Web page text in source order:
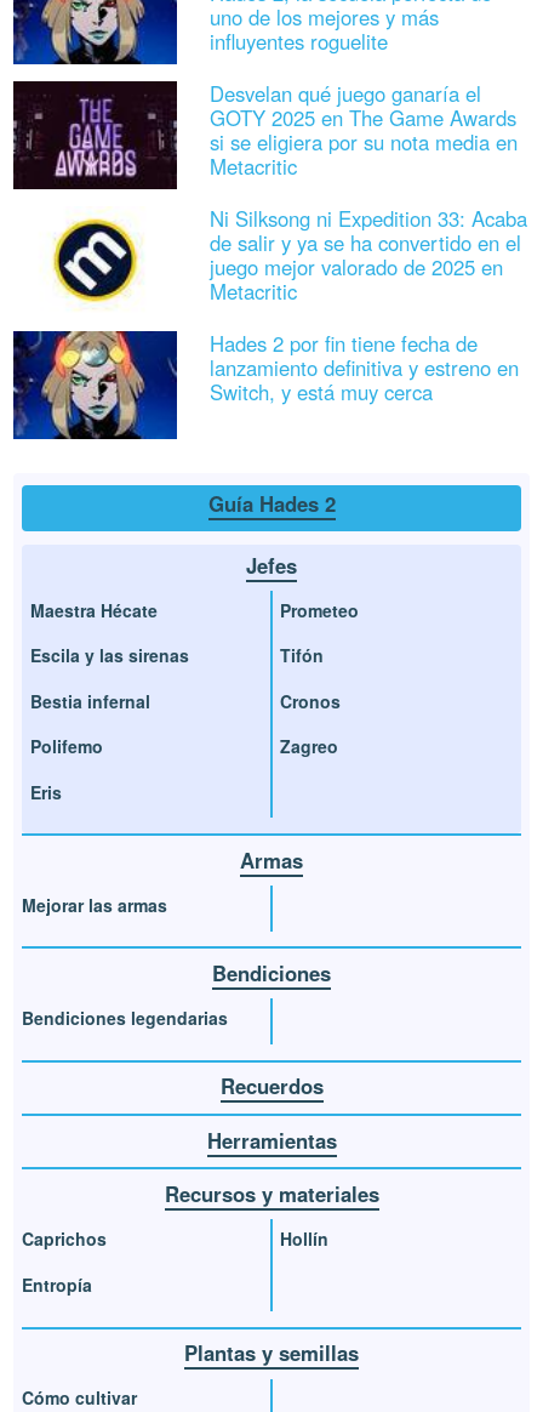
uno de los mejores y más
influyentes roguelite
Desvelan qué juego ganaría el
GOTY 2025 en The Game Awards
si se eligiera por su nota media en
Metacritic
Ni Silksong ni Expedition 33: Acaba
de salir y ya se ha convertido en el
juego mejor valorado de 2025 en
Metacritic
Hades 2 por fin tiene fecha de
lanzamiento definitiva y estreno en
Switch, y está muy cerca
Guía Hades 2
Jefes
Maestra Hécate
Escila y las sirenas
Bestia infernal
Polifemo
Eris
Prometeo
Tifón
Cronos
Zagreo
Armas
Mejorar las armas
Bendiciones
Bendiciones legendarias
Recuerdos
Herramientas
Recursos y materiales
Caprichos
Entropía
Hollín
Plantas y semillas
Cómo cultivar